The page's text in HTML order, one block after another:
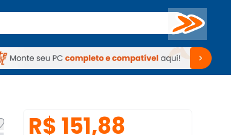
Buscar
Computadores Periféricos TV Venda no KaBuM!
Periféricos TV Venda no KaBuM!
R$ 151,88